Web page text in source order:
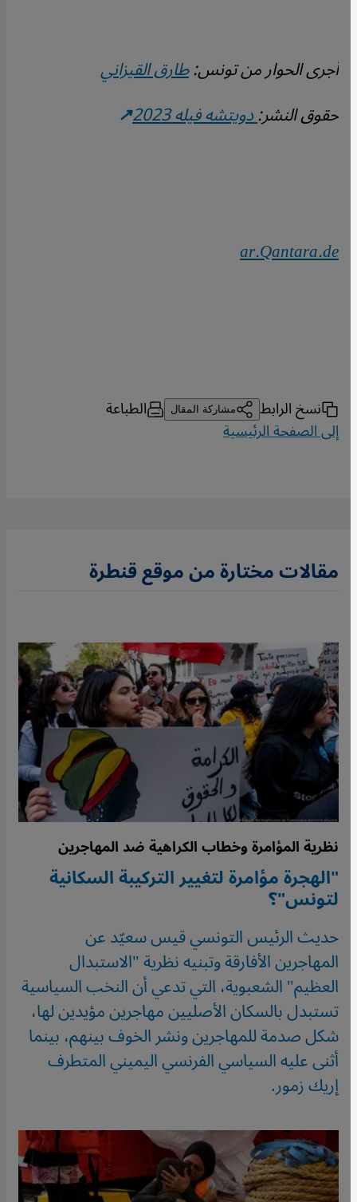
أجرى الحوار من تونس:طارق القيزاني
حقوق النشر:دويتشه فيله 2023
ar.Qantara.de
نسخ الرابط مشاركة المقال الطباعة
إلى الصفحة الرئيسية
مقالات مختارة من موقع قنطرة
نظرية المؤامرة وخطاب الكراهية ضد المهاجرين
"الهجرة مؤامرة لتغيير التركيبة السكانية
لتونس"؟
حديث الرئيس التونسي قيس سعيّد عن
المهاجرين الأفارقة وتبنيه نظرية "الاستبدال
العظيم" الشعبوية، التي تدعي أن النخب السياسية
تستبدل بالسكان الأصليين مهاجرين مؤيدين لها،
شكل صدمة للمهاجرين ونشر الخوف بينهم، بينما
أثنى عليه السياسي الفرنسي اليميني المتطرف
إريك زمور.